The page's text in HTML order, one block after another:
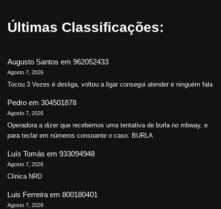
Últimas Classificações:
Augusto Santos em 962052433
Agosto 7, 2026
Tocou 3 Vezes é desliga, voltou a ligar consegui atender e ninguém fala
Pedro em 304501878
Agosto 7, 2026
Operadora a dizer que recebemos uma tentativa de burla no mbway, e
para teclar em números consoante o caso. BURLA
Luís Tomás em 933094948
Agosto 7, 2026
Clinica NRD
Luis Ferreira em 800180401
Agosto 7, 2026